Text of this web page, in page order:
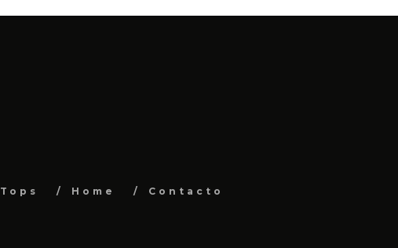
Tops Home Contacto